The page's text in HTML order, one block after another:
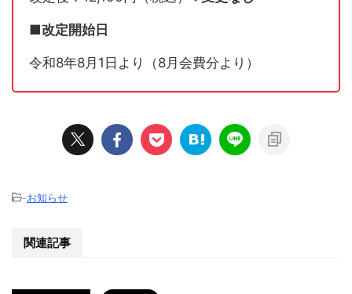
■改定開始日
令和8年8月1日より（8月会費分より）
-お知らせ
関連記事